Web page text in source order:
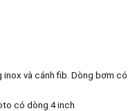
và cánh fib. Dòng bơm có
có dòng 4 inch